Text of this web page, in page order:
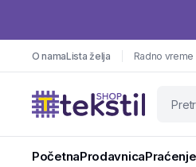
O namaLista želja Radno
PočetnaProdavnica